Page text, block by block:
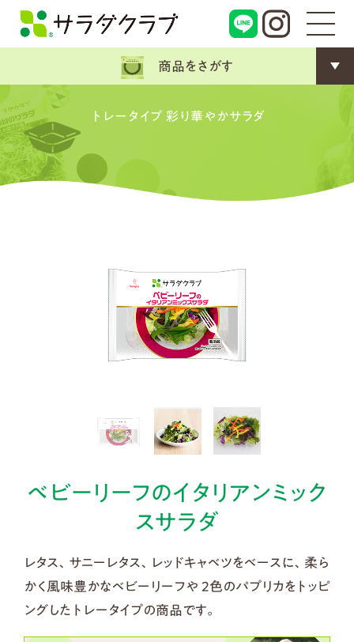
商品をさがす
トレータイプ 彩り華やかサラダ
ベビーリーフのイタリアンミック
スサラダ
レタス、サニーレタス、レッドキャベツをベースに、柔ら
かく風味豊かなベビーリーフや 2色のパプリカをトッピ
ングしたトレータイプの商品です。